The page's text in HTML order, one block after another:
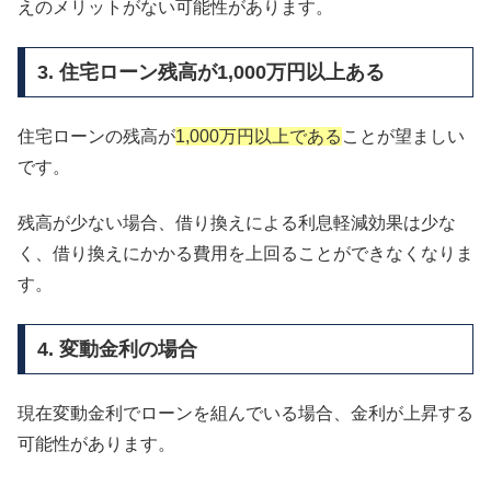
えのメリットがない可能性があります。
3. 住宅ローン残高が1,000万円以上ある
住宅ローンの残高が1,000万円以上である ことが望ましい
です。
残高が少ない場合、借り換えによる利息軽減効果は少な
く、借り換えにかかる費用を上回ることができなくなりま
す。
4. 変動金利の場合
現在変動金利でローンを組んでいる場合、金利が上昇する
可能性があります。